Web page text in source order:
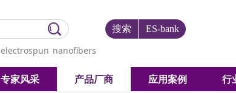
搜索 ES-bank
electrospun nanofibers
专家风采 产品厂商 应用案例 行